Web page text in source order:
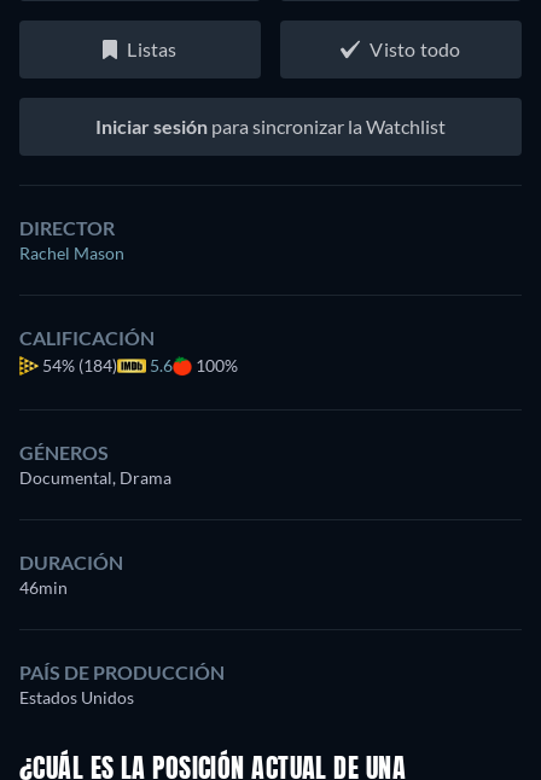
Listas Visto todo
Iniciar sesión para sincronizar la Watchlist
DIRECTOR
Rachel Mason
CALIFICACIÓN
54% (184) 5.6 100%
GÉNEROS
Documental, Drama
DURACIÓN
46min
PAÍS DE PRODUCCIÓN
Estados Unidos
¿CUÁL ES LA POSICIÓN ACTUAL DE UNA